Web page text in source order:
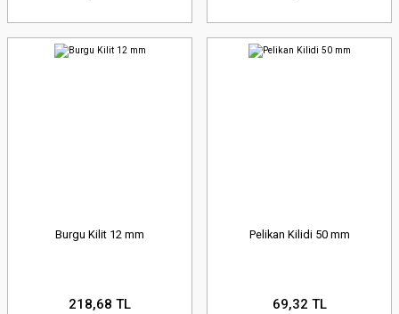
Burgu Kilit 12 mm
218,68 TL
Pelikan Kilidi 50 mm
69,32 TL